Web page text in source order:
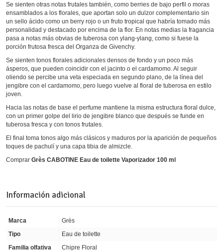
Se sienten otras notas frutales también, como berries de bajo perfil o moras
ensamblados a los florales, que aportan solo un dulzor complementario sin
un sello ácido como un berry rojo o un fruto tropical que habría tomado más
personalidad y destacado por encima de la flor. En notas medias la fragancia
pasa a notas más obvias de tuberosa con ylang-ylang, como si fuese la
porción frutosa fresca del Organza de Givenchy.
Se sienten tonos florales adicionales densos de fondo y un poco más
ásperos, que pueden coincidir con el jacinto o el cardamomo. Al seguir
oliendo se percibe una veta especiada en segundo plano, de la línea del
jengibre con el cardamomo, pero luego vuelve al floral de tuberosa en estilo
joven.
Hacia las notas de base el perfume mantiene la misma estructura floral dulce,
con un primer golpe del lirio de jengibre blanco que después se funde en
tuberosa fresca y con tonos frutales.
El final toma tonos algo más clásicos y maduros por la aparición de pequeños
toques de pachulí y una capa tibia de almizcle.
Comprar Grès CABOTINE Eau de toilette Vaporizador 100 ml
Información adicional
Marca
Grès
Tipo
Eau de toilette
Familia olfativa
Chipre Floral